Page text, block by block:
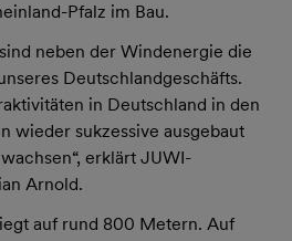
Pfalz im Bau.
neben der Windenergie die
Deutschlandgeschäfts.
in Deutschland in den
wieder sukzessive ausgebaut
erklärt JUWI-
Arnold.
auf rund 800 Metern. Auf